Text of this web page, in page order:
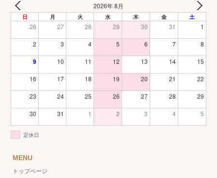
2026年 8月
日 月 火 水 木 金 土
26 27 28 29 30 31 1
2 3 4 5 6 7 8
9 10 11 12 13 14 15
16 17 18 19 20 21 22
23 24 25 26 27 28 29
30 31 1 2 3 4 5
定休日
MENU
トップページ